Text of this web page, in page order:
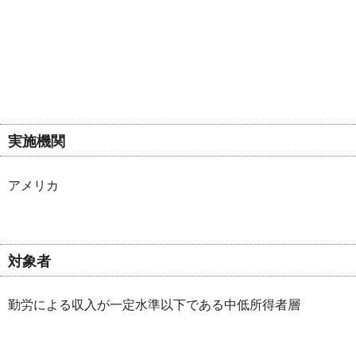
実施機関
アメリカ
対象者
勤労による収入が一定水準以下である中低所得者層